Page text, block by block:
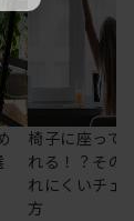
椅子に座って
れる！？その
れにくいチェ
方